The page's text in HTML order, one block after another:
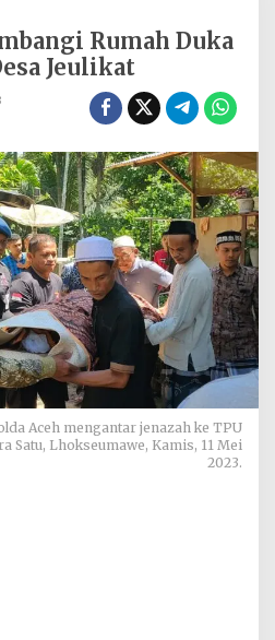
Rumah Duka
Jeulikat
Aceh mengantar jenazah ke TPU
Satu, Lhokseumawe, Kamis, 11 Mei
2023.